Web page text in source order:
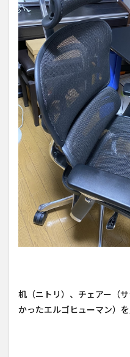
机（ニトリ）、チェアー（
かったエルゴヒューマン）